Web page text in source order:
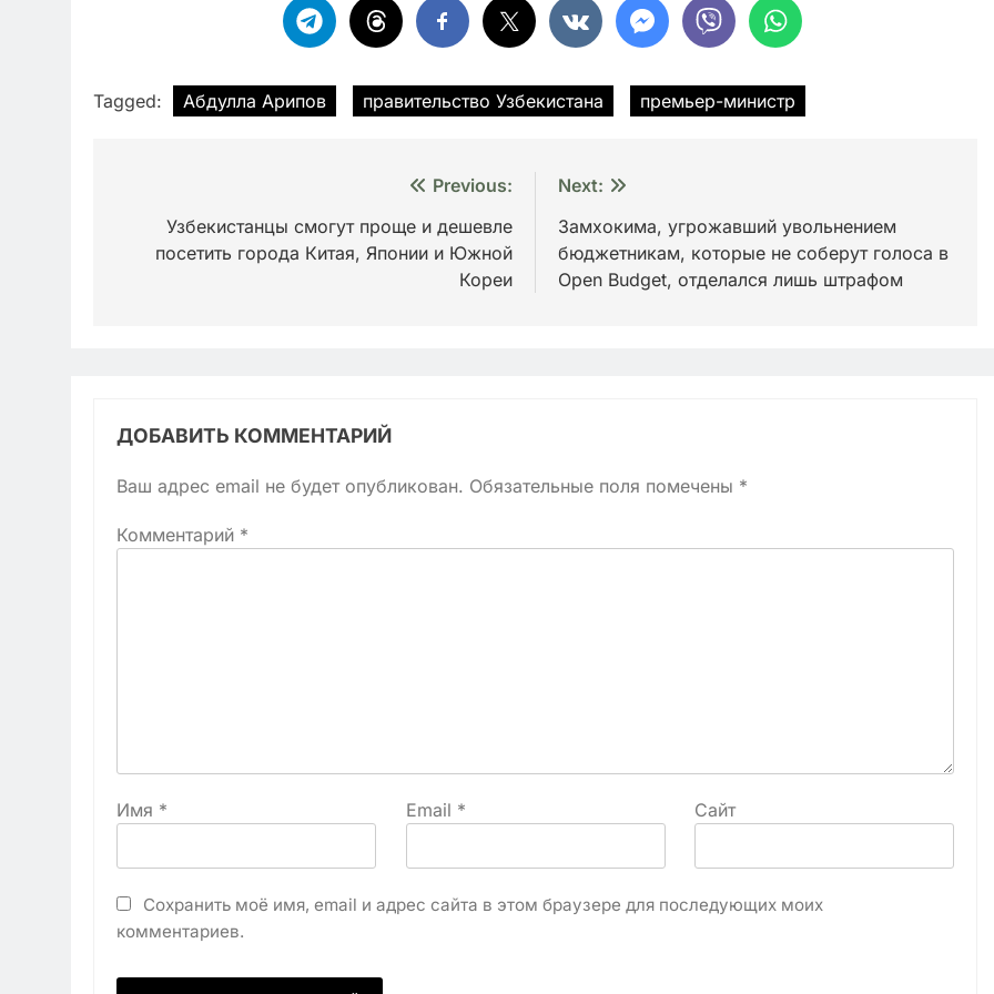
Tagged: Абдулла Арипов правительство Узбекистана премьер-министр
записям
Previous:
Узбекистанцы смогут проще и дешевле
посетить города Китая, Японии и Южной
Кореи
Next:
Замхокима, угрожавший увольнением
бюджетникам, которые не соберут голоса в
Open Budget, отделался лишь штрафом
ДОБАВИТЬ КОММЕНТАРИЙ
Ваш адрес email не будет опубликован. Обязательные поля помечены *
Комментарий *
Имя * Email * Сайт
Сохранить моё имя, email и адрес сайта в этом браузере для последующих моих
комментариев.